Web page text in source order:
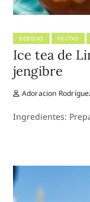
BEBIDAS FRUTAS
Ice tea de
jengibre
Adoracion
Ingredientes: